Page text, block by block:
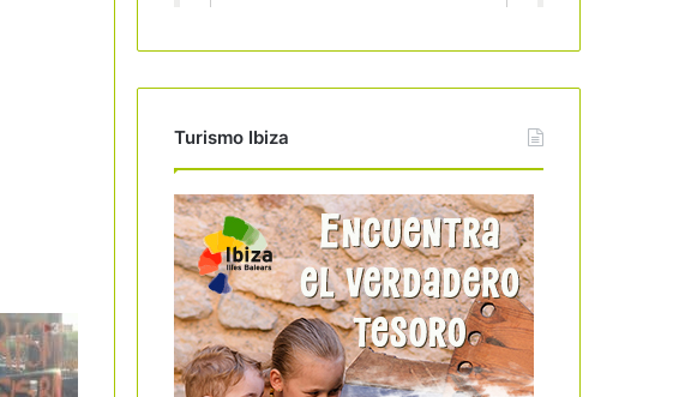
Turismo Ibiza